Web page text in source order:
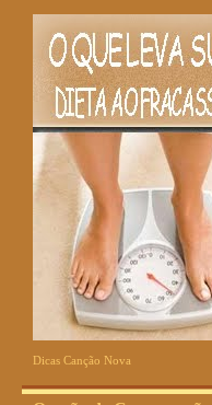
Dicas Canção Nova